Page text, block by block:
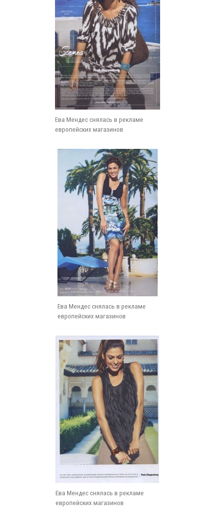
Ева Мендес снялась в рекламе
европейских магазинов
Ева Мендес снялась в рекламе
европейских магазинов
Ева Мендес снялась в рекламе
европейских магазинов